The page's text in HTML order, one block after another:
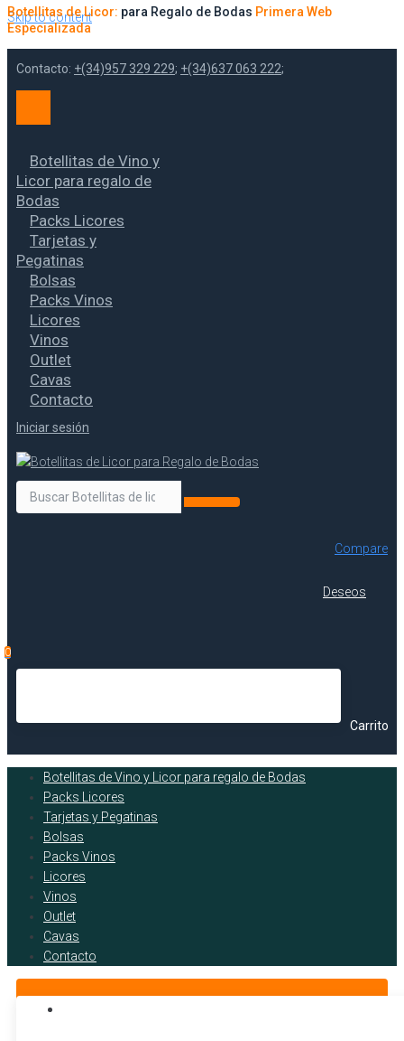
Skip to content
Botellitas de Licor: para Regalo de Bodas Primera Web
Especializada
Contacto: +(34)957 329 229; +(34)637 063 222;
Botellitas de Vino y
Licor para regalo de
Bodas
Packs Licores
Tarjetas y
Pegatinas
Bolsas
Packs Vinos
Licores
Vinos
Outlet
Cavas
Contacto
Iniciar sesión
Compare
Deseos
0
Carrito
Botellitas de Vino y Licor para regalo de Bodas
Packs Licores
Tarjetas y Pegatinas
Bolsas
Packs Vinos
Licores
Vinos
Outlet
Cavas
Contacto